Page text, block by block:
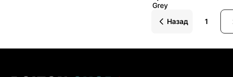
Grey
Назад 1